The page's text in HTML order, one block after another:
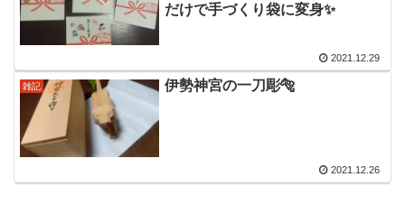
だけで手づくり袋に変身✨
2021.12.29
雑記 伊勢神宮の一刀彫🐅
2021.12.26